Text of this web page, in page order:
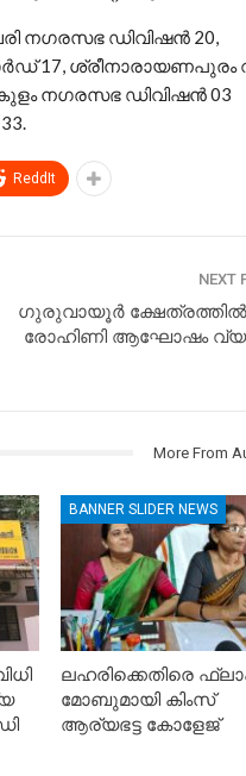
നഗരസഭ ഡിവിഷൻ 20,
17, ശ്രീനാരായണപുരം
നഗരസഭ ഡിവിഷൻ 03
ReddIt
NEXT
ഗുരുവായൂര്‍ ക്ഷേത്രത്തില്‍
രോഹിണി ആഘോഷം
More From
BANNER SLIDER NEWS
ലഹരിക്കെതിരെ
മോബുമായി കിംസ്
ആര്യഭട്ട കോളേജ്